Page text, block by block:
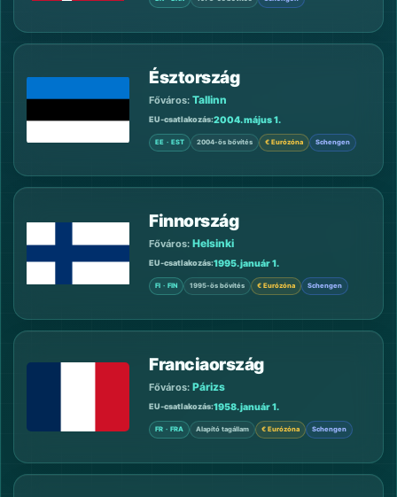
Észtország
Főváros: Tallinn
EU-csatlakozás 2004. május 1.
EE · EST 2004-ös bővítés € Eurózóna Schengen
Finnország
Főváros: Helsinki
EU-csatlakozás 1995. január 1.
FI · FIN 1995-ös bővítés € Eurózóna Schengen
Franciaország
Főváros: Párizs
EU-csatlakozás 1958. január 1.
FR · FRA Alapító tagállam € Eurózóna Schengen